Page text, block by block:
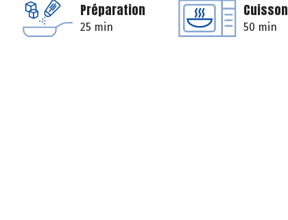
Préparation
25 min
Cuisson
50 min